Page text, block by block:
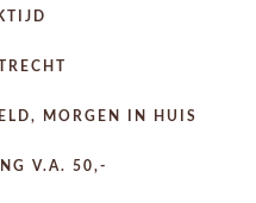
MORGEN IN HUIS
V.A. 50,-